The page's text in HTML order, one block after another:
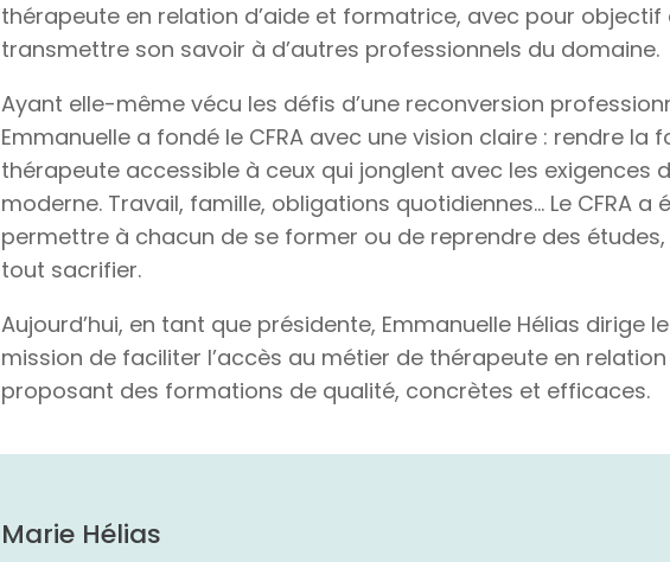
thérapeute en relation d’aide et formatrice, avec pour objectif
transmettre son savoir à d’autres professionnels du domaine.
Ayant elle-même vécu les défis d’une reconversion
Emmanuelle a fondé le CFRA avec une vision claire : rendre la
thérapeute accessible à ceux qui jonglent avec les exigences
moderne. Travail, famille, obligations quotidiennes… Le CFRA a
permettre à chacun de se former ou de reprendre des
tout sacrifier.
Aujourd’hui, en tant que présidente, Emmanuelle Hélias dirige
mission de faciliter l’accès au métier de thérapeute en relation
proposant des formations de qualité, concrètes et efficaces.
Marie Hélias